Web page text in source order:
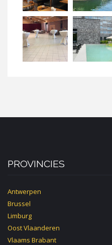
PROVINCIES
Antwerpen
Brussel
Limburg
Oost Vlaanderen
Vlaams Brabant